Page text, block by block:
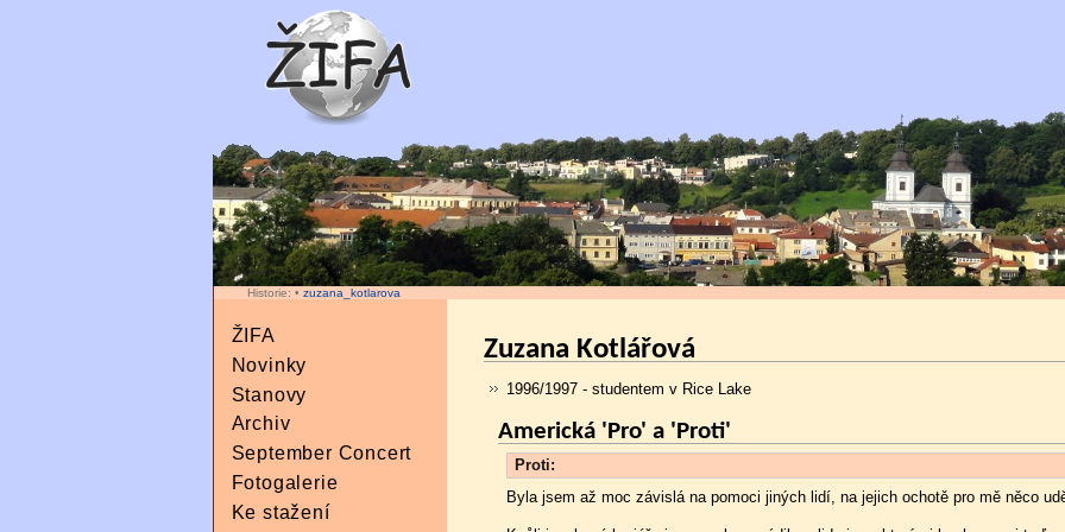
Historie: • zuzana_kotlarova
Zuzana Kotlářová
1996/1997 - studentem v Rice Lake
Americká 'Pro' a 'Proti'
Proti:
Byla jsem až moc závislá na pomoci jiných lidí, na jejich ochotě pro mě něco
ŽIFA
Novinky
Stanovy
Archiv
September Concert
Fotogalerie
Ke stažení